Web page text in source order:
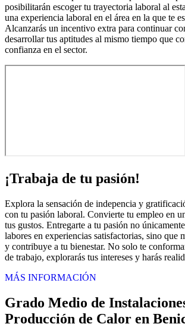
posibilitarán escoger tu trayectoria laboral al
una experiencia laboral en el área en la que te
Alcanzarás un incentivo extra para continuar
desarrollar tus aptitudes al mismo tiempo que
confianza en el sector.
¡Trabaja de tu pasión!
Explora la sensación de indepencia y
con tu pasión laboral. Convierte tu empleo en
tus gustos. Entregarte a tu pasión no
labores en experiencias satisfactorias, sino que
y contribuye a tu bienestar. No solo te
de trabajo, explorarás tus intereses y harás
MÁS INFORMACIÓN
Grado Medio de
Producción de Calor en